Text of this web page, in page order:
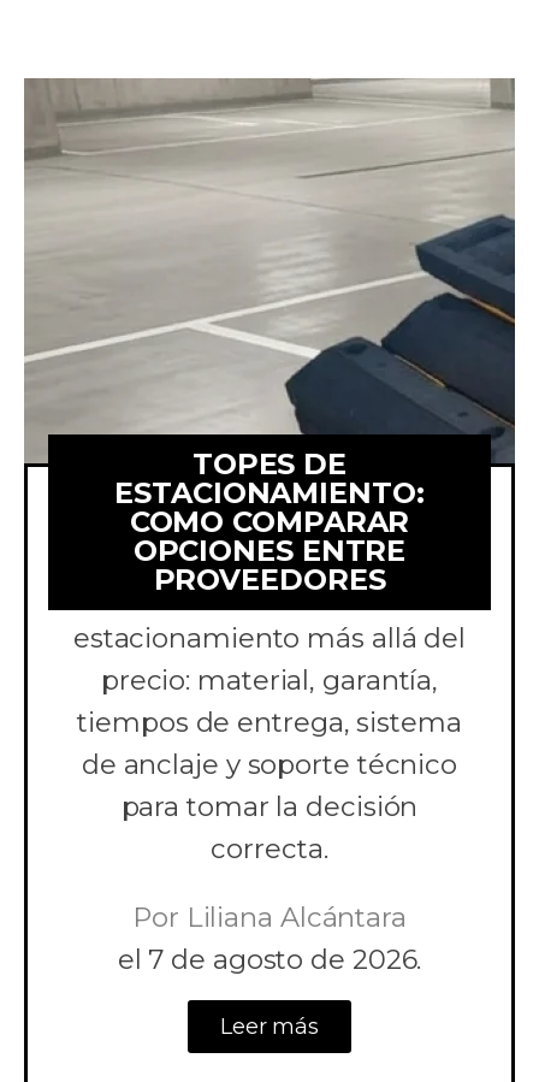
TOPES DE
ESTACIONAMIENTO:
COMO COMPARAR
OPCIONES ENTRE
PROVEEDORES
Aprende a comparar
cotizaciones de topes de
estacionamiento más allá del
precio: material, garantía,
tiempos de entrega, sistema
de anclaje y soporte técnico
para tomar la decisión
correcta.
Por Liliana Alcántara
el 7 de agosto de 2026.
Leer más